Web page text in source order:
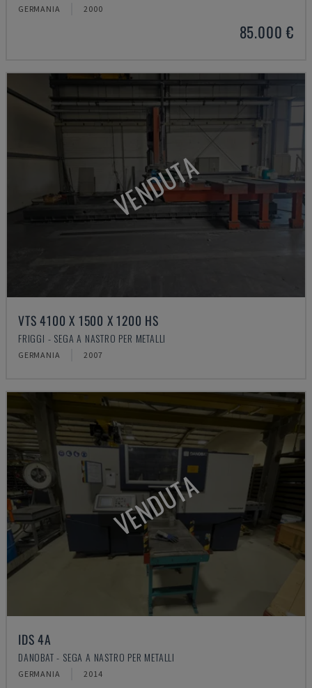
GERMANIA 2000
85.000 €
VENDUTA
VTS 4100 X 1500 X 1200 HS
FRIGGI - SEGA A NASTRO PER METALLI
GERMANIA 2007
VENDUTA
IDS 4A
DANOBAT - SEGA A NASTRO PER METALLI
GERMANIA 2014